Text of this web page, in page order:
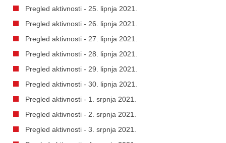
Pregled aktivnosti - 25. lipnja 2021.
Pregled aktivnosti - 26. lipnja 2021.
Pregled aktivnosti - 27. lipnja 2021.
Pregled aktivnosti - 28. lipnja 2021.
Pregled aktivnosti - 29. lipnja 2021.
Pregled aktivnosti - 30. lipnja 2021.
Pregled aktivnosti - 1. srpnja 2021.
Pregled aktivnosti - 2. srpnja 2021.
Pregled aktivnosti - 3. srpnja 2021.